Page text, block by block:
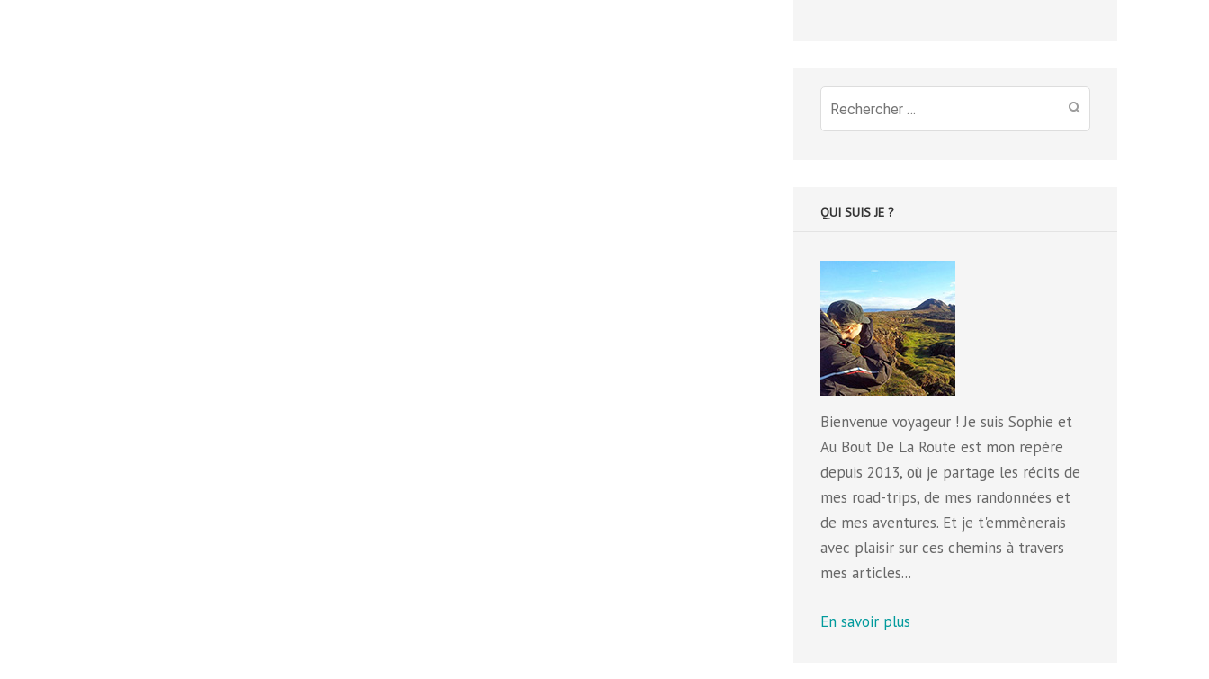
Recherche
pour
QUI SUIS JE ?
Bienvenue voyageur ! Je suis Sophie et
Au Bout De La Route est mon repère
depuis 2013, où je partage les récits de
mes road-trips, de mes randonnées et
de mes aventures. Et je t'emmènerais
avec plaisir sur ces chemins à travers
mes articles...
En savoir plus